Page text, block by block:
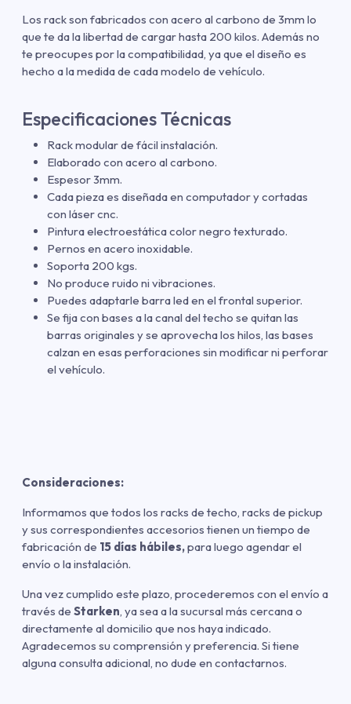
Los rack son fabricados con acero al carbono de 3mm lo
que te da la libertad de cargar hasta 200 kilos. Además no
te preocupes por la compatibilidad, ya que el diseño es
hecho a la medida de cada modelo de vehículo.
Especificaciones Técnicas
Rack modular de fácil instalación.
Elaborado con acero al carbono.
Espesor 3mm.
Cada pieza es diseñada en computador y cortadas
con láser cnc.
Pintura electroestática color negro texturado.
Pernos en acero inoxidable.
Soporta 200 kgs.
No produce ruido ni vibraciones.
Puedes adaptarle barra led en el frontal superior.
Se fija con bases a la canal del techo se quitan las
barras originales y se aprovecha los hilos, las bases
calzan en esas perforaciones sin modificar ni perforar
el vehículo.
Consideraciones:
Informamos que todos los racks de techo, racks de pickup
y sus correspondientes accesorios tienen un tiempo de
fabricación de 15 días hábiles,para luego agendar el
envío o la instalación.
Una vez cumplido este plazo, procederemos con el envío a
través de Starken, ya sea a la sucursal más cercana o
directamente al domicilio que nos haya indicado.
Agradecemos su comprensión y preferencia. Si tiene
alguna consulta adicional, no dude en contactarnos.